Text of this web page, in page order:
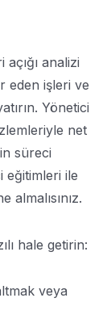
analizi
eden işleri ve
Yönetici
net
süreci
eğitimleri ile
hale getirin:
veya